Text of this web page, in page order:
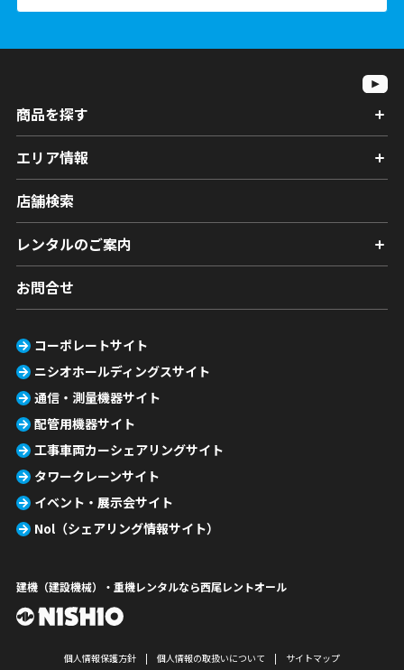
商品を探す
エリア情報
店舗検索
レンタルのご案内
お問合せ
コーポレートサイト
ニシオホールディングスサイト
通信・測量機器サイト
配管用機器サイト
工事車両カーシェアリングサイト
タワークレーンサイト
イベント・展示会サイト
Nol（シェアリング情報サイト）
建機（建設機械）・重機レンタルなら西尾レントオール
個人情報保護方針 個人情報の取扱いについて サイトマップ